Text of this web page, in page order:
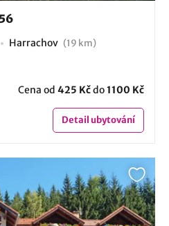
Harrachov (19 km)
Cena od 425 Kčdo1100 Kč
Detailubytování